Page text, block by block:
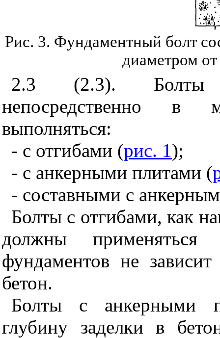
Рис. 3. Фундаментный болт
диаметром
2.3 (2.3). Болты
непосредственно в
выполняться:
- с отгибами (рис. 1);
- с анкерными плитами (
- составными с
Болты с отгибами, как
должны
фундаментов не
бетон.
Болты с анкерными
глубину заделки в